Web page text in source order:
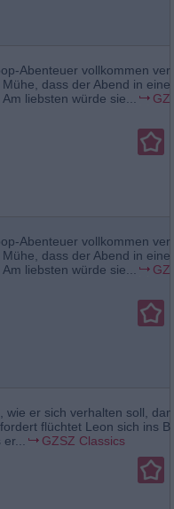
Abenteuer vollkommen
dass der Abend in
liebsten würde sie...
Abenteuer vollkommen
dass der Abend in
liebsten würde sie...
wie er sich verhalten soll,
flüchtet Leon sich ins
GZSZ Classics